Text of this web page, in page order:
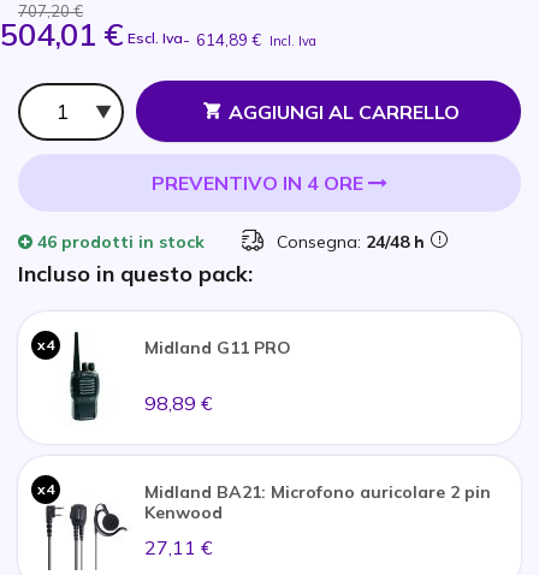
707,20 €
504,01 € Escl. Iva- 614,89 € Incl. Iva
Qtà
AGGIUNGI AL CARRELLO
PREVENTIVO IN 4 ORE
46 prodotti in stock Consegna: 24/48 h
Incluso in questo pack:
x4 Midland G11 PRO
98,89 €
x4
Midland BA21: Microfono auricolare 2 pin
Kenwood
27,11 €